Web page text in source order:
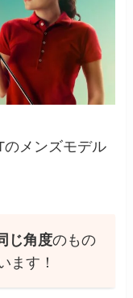
のメンズモデル
じ角度のもの
ます！